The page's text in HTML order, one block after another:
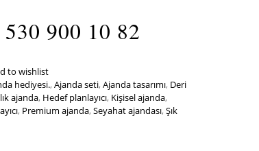
900 10 82
to wishlist
hediyesi.,Ajanda seti,Ajanda tasarımı, Deri
ajanda, Hedef planlayıcı, Kişisel ajanda,
, Premium ajanda,Seyahat ajandası,Şık